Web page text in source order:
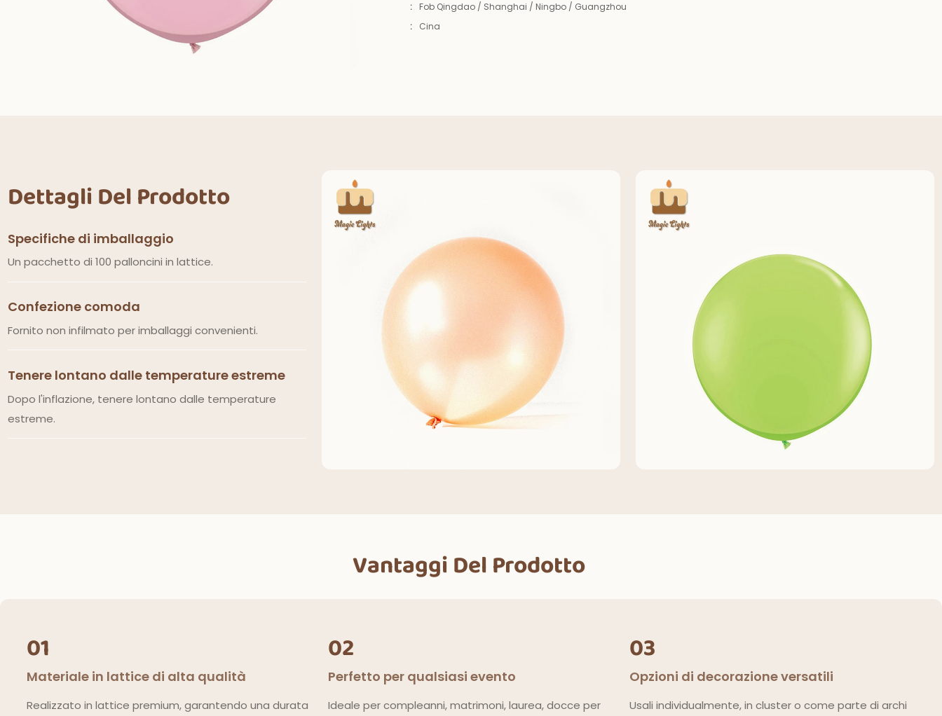
:
Fob Qingdao / Shanghai / Ningbo / Guangzhou
:
Cina
Dettagli Del Prodotto
Specifiche di imballaggio
Un pacchetto di 100 palloncini in lattice.
Confezione comoda
Fornito non infilmato per imballaggi convenienti.
Tenere lontano dalle temperature estreme
Dopo l'inflazione, tenere lontano dalle temperature
estreme.
Vantaggi Del Prodotto
01
Materiale in lattice di alta qualità
Realizzato in lattice premium, garantendo una durata
02
Perfetto per qualsiasi evento
Ideale per compleanni, matrimoni, laurea, docce per
03
Opzioni di decorazione versatili
Usali individualmente, in cluster o come parte di archi